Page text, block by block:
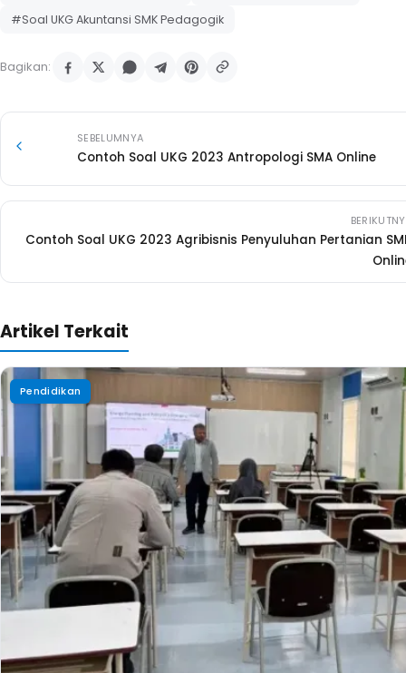
#Soal UKG Akuntansi SMK Pedagogik
Bagikan:
SEBELUMNYA
Contoh Soal UKG 2023 Antropologi SMA Online
Contoh Soal UKG 2023 Agribisnis Penyuluhan Pertanian
Artikel Terkait
Pendidikan